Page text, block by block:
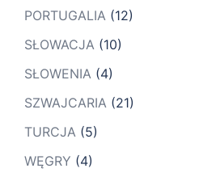
PORTUGALIA (12)
SŁOWACJA (10)
SŁOWENIA (4)
SZWAJCARIA (21)
TURCJA (5)
WĘGRY (4)